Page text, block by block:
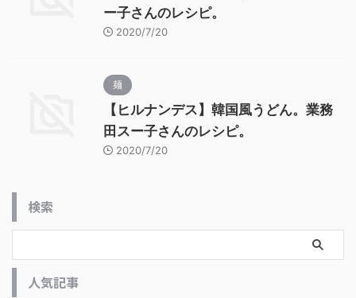
ー子さんのレシピ。
2020/7/20
麺
【ヒルナンデス】韓国風うどん。業務
田スー子さんのレシピ。
2020/7/20
検索
人気記事